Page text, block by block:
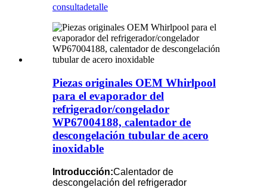
consultadetalle
Piezas originales OEM Whirlpool
para el evaporador del
refrigerador/congelador
WP67004188, calentador de
descongelación tubular de acero
inoxidable
Introducción:Calentador de
descongelación del refrigerador